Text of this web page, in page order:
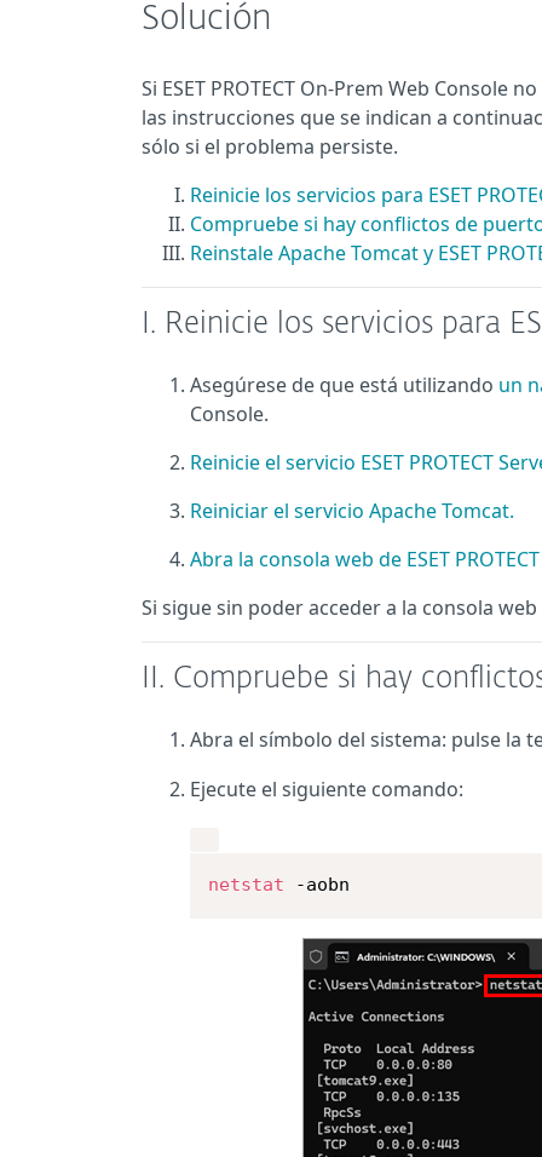
Solución
Si ESET PROTECT On-Prem Web Console
las instrucciones que se indican a
sólo si el problema persiste.
Reinicie los servicios para ESET
Compruebe si hay conflictos de
Reinstale Apache Tomcat y ESET
I. Reinicie los servicios para
Asegúrese de que está utilizando un
Console.
Reinicie el servicio ESET PROTECT
Reiniciar el servicio Apache Tomcat.
Abra la consola web de ESET
Si sigue sin poder acceder a la consola web
II. Compruebe si hay
Abra el símbolo del sistema: pulse la
Ejecute el siguiente comando:
netstat -aobn